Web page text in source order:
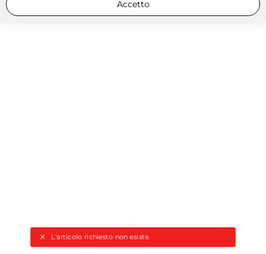
L'articolo richiesto non esiste.
Accetto